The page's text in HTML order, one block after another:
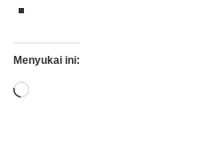
Menyukai ini:
Memuat...